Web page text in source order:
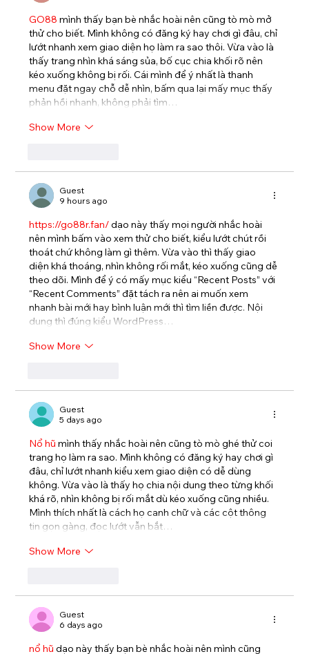
GO88 mình thấy bạn bè nhắc hoài nên cũng tò mò mở
thử cho biết. Mình không có đăng ký hay chơi gì đâu, chỉ
lướt nhanh xem giao diện họ làm ra sao thôi. Vừa vào là
thấy trang nhìn khá sáng sủa, bố cục chia khối rõ nên
kéo xuống không bị rối. Cái mình để ý nhất là thanh
menu đặt ngay chỗ dễ nhìn, bấm qua lại mấy mục thấy
phản hồi nhanh, không phải tìm…
Show More
Guest
9 hours ago
https://go88r.fan/ dạo này thấy mọi người nhắc hoài
nên mình bấm vào xem thử cho biết, kiểu lướt chút rồi
thoát chứ không làm gì thêm. Vừa vào thì thấy giao
diện khá thoáng, nhìn không rối mắt, kéo xuống cũng dễ
theo dõi. Mình để ý có mấy mục kiểu “Recent Posts” với
“Recent Comments” đặt tách ra nên ai muốn xem
nhanh bài mới hay bình luận mới thì tìm liền được. Nội
dung thì đúng kiểu WordPress…
Show More
Guest
5 days ago
Nổ hũ mình thấy nhắc hoài nên cũng tò mò ghé thử coi
trang họ làm ra sao. Mình không có đăng ký hay chơi gì
đâu, chỉ lướt nhanh kiểu xem giao diện có dễ dùng
không. Vừa vào là thấy họ chia nội dung theo từng khối
khá rõ, nhìn không bị rối mắt dù kéo xuống cũng nhiều.
Mình thích nhất là cách họ canh chữ và các cột thông
tin gọn gàng, đọc lướt vẫn bắt…
Show More
Guest
6 days ago
nổ hũ dạo này thấy bạn bè nhắc hoài nên mình cũng